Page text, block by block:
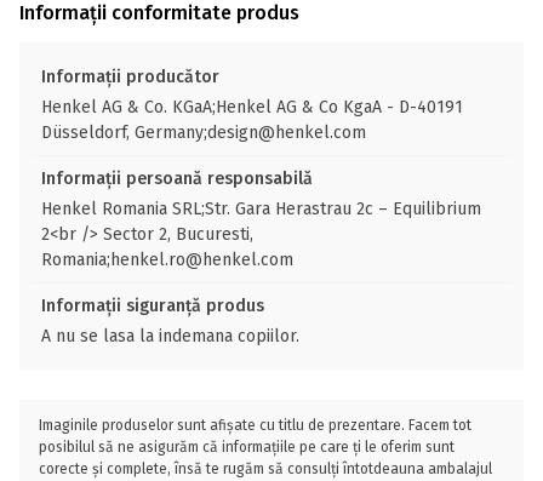
Informații conformitate produs
Informații producător
Henkel AG & Co. KGaA;Henkel AG & Co KgaA - D-40191
Düsseldorf, Germany;design@henkel.com
Informații persoană responsabilă
Henkel Romania SRL;Str. Gara Herastrau 2c – Equilibrium
2<br /> Sector 2, Bucuresti,
Romania;henkel.ro@henkel.com
Informații siguranță produs
A nu se lasa la indemana copiilor.
Imaginile produselor sunt afișate cu titlu de prezentare. Facem tot
posibilul să ne asigurăm că informațiile pe care ți le oferim sunt
corecte și complete, însă te rugăm să consulți întotdeauna ambalajul